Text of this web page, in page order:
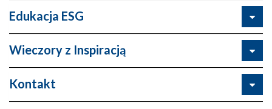
Edukacja ESG
Wieczory z Inspiracją
Kontakt